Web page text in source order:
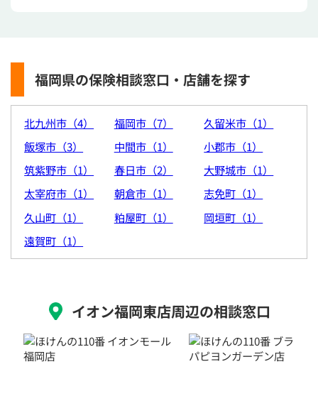
福岡県の保険相談窓口・店舗を探す
北九州市（4） 福岡市（7）
久留米市（1）
飯塚市（3）
中間市（1）
小郡市（1）
筑紫野市（1）
春日市（2）
大野城市（1）
太宰府市（1）
朝倉市（1）
志免町（1）
久山町（1）
粕屋町（1）
岡垣町（1）
遠賀町（1）
イオン福岡東店周辺の相談窓口